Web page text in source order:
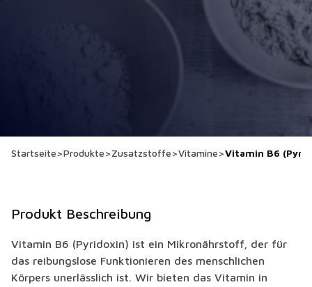
Startseite>Produkte>Zusatzstoffe>Vitamine>Vitamin B6
Produkt Beschreibung
Vitamin B6 (Pyridoxin) ist ein Mikronährstoff, der für
das reibungslose Funktionieren des menschlichen
Körpers unerlässlich ist. Wir bieten das Vitamin in